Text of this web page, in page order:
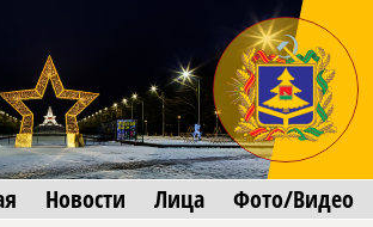
Новости Лица Фото/Видео